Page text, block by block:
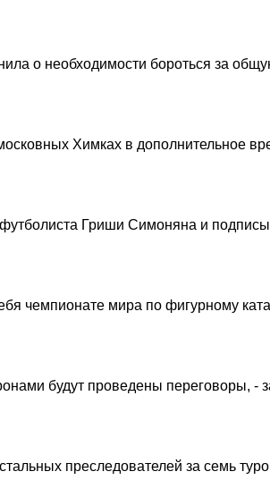
о необходимости бороться за
Химках в дополнительное
Гриши Симоняна и
чемпионате мира по фигурному
будут проведены переговоры,
преследователей за семь